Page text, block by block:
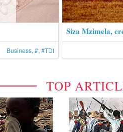
Business, #, #TDI
Siza Mzimela,
TOP